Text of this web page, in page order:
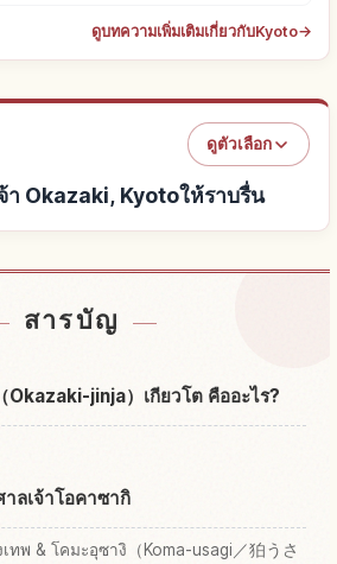
ดูบทความเพิ่มเติมเกี่ยวกับKyoto→
ดูตัวเลือก
า Okazaki, Kyotoให้ราบรื่น
สารบัญ
Okazaki-jinja）เกียวโต คืออะไร?
ลเจ้าโอคาซากิ
ทพ & โคมะอุซางิ（Koma-usagi／狛うさ